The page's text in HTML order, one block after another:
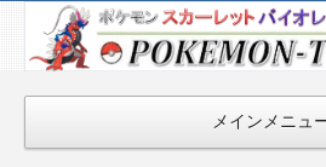
ポケモン最新
情報まとめ
『POKEMON-
TIMES』
メインメニュ